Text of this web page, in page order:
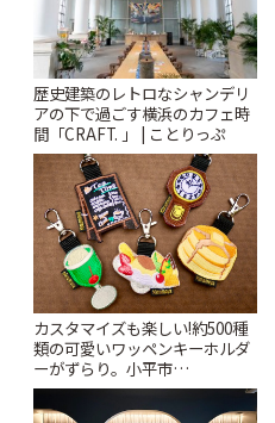
歴史建築のレトロなシャンデリ
アの下で過ごす横浜のカフェ時
間「CRAFT. 」 | ことりっぷ
カスタマイズも楽しい!約500種
類の可愛いワッペンキーホルダ
ーがずらり。小平市
「Kimamaya T&K」 | ことりっ
ぷ